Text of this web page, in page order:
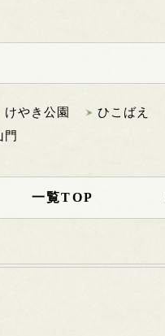
けやき公園 ひこばえ
門
一覧TOP